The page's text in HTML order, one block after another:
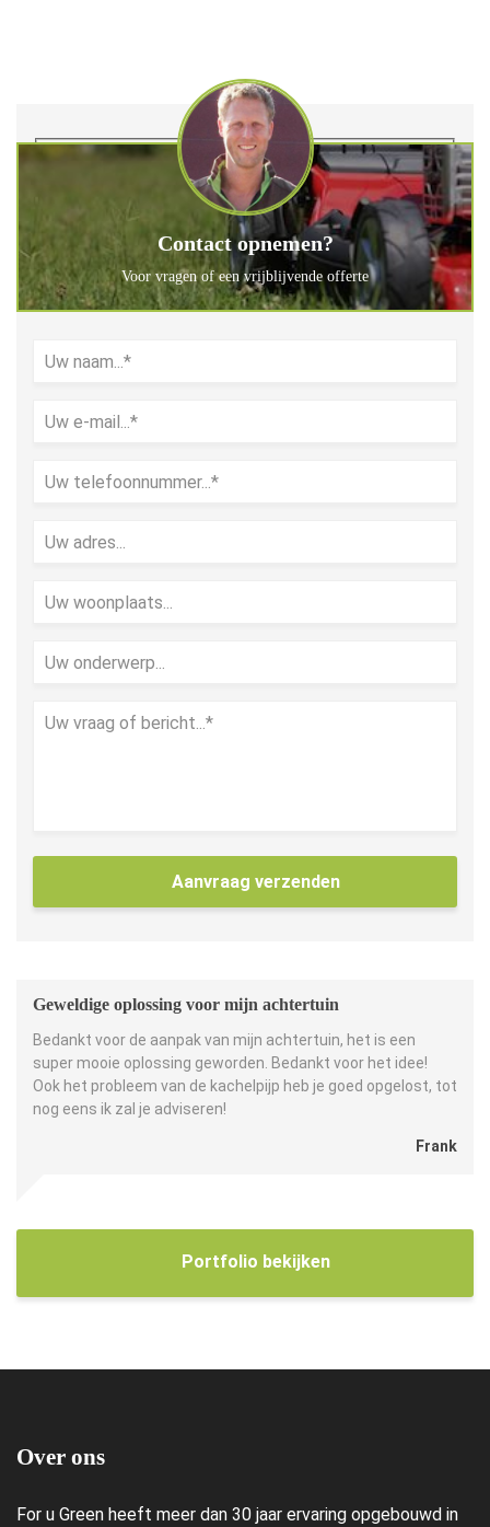
Contact opnemen?
Voor vragen of een vrijblijvende offerte
Aanvraag verzenden
Geweldige oplossing voor mijn achtertuin
Bedankt voor de aanpak van mijn achtertuin, het is een
super mooie oplossing geworden. Bedankt voor het idee!
Ook het probleem van de kachelpijp heb je goed opgelost, tot
nog eens ik zal je adviseren!
Frank
Portfolio bekijken
Over ons
For u Green heeft meer dan 30 jaar ervaring opgebouwd in